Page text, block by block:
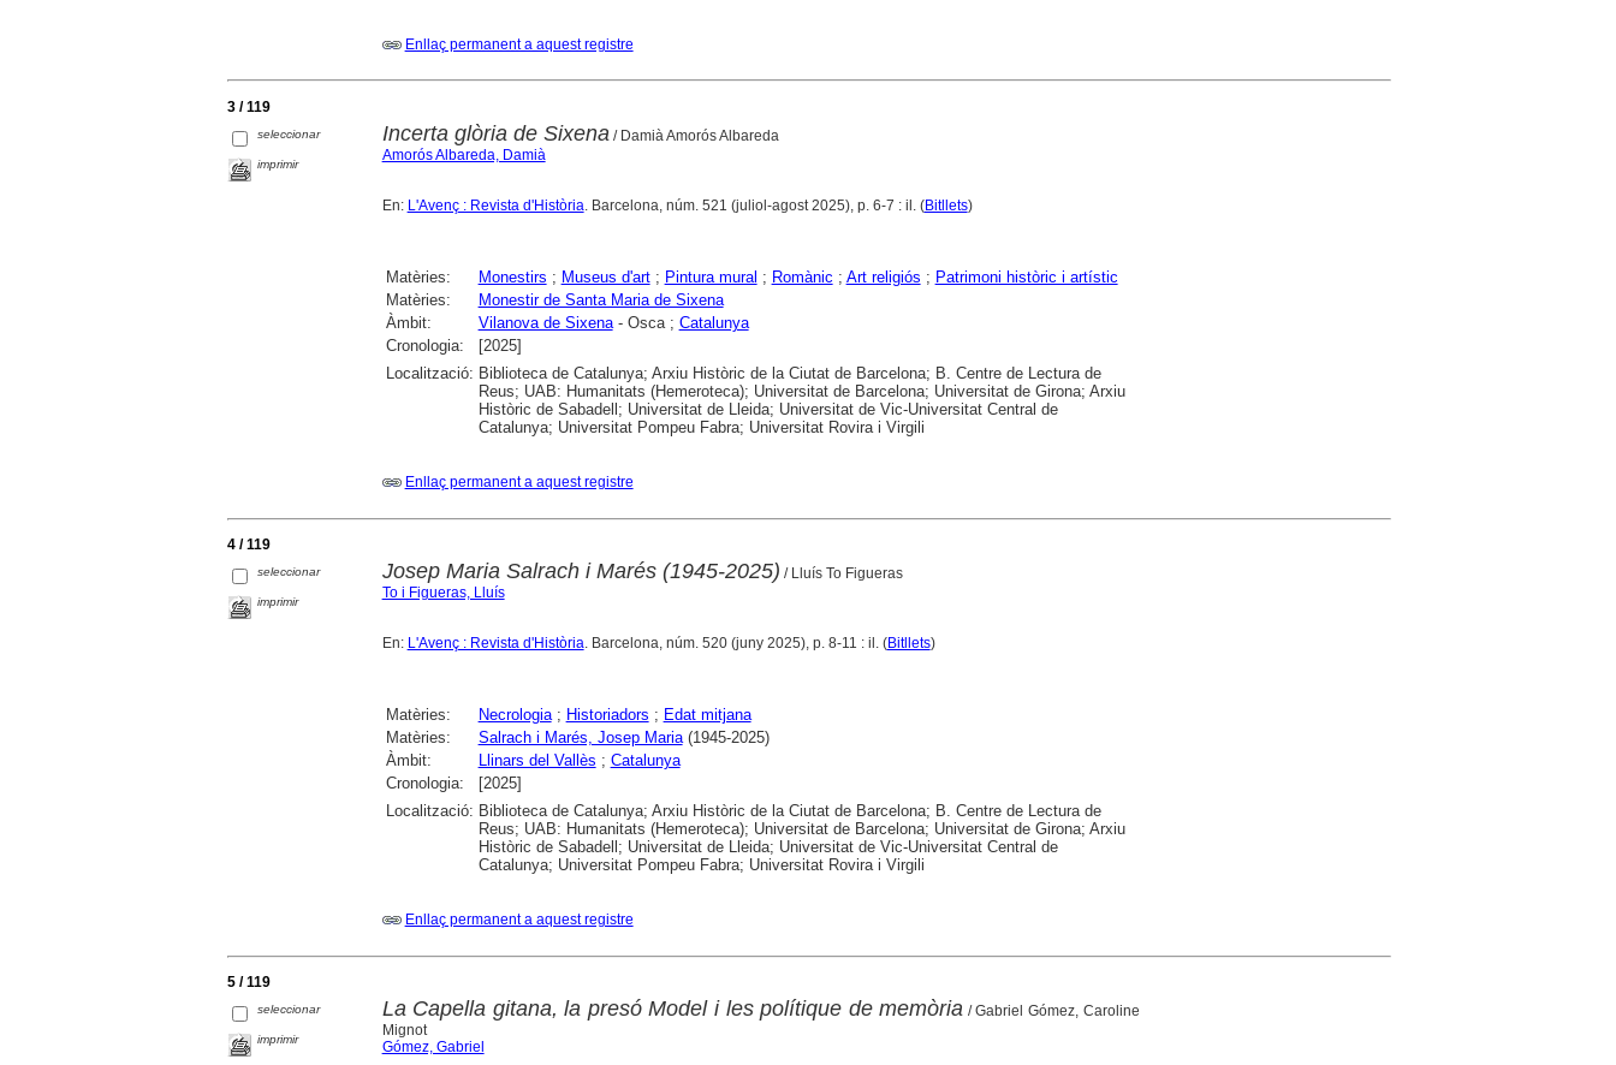
Enllaç permanent a aquest registre
3 / 119
seleccionar
imprimir
Incerta glòria de Sixena/ Damià Amorós Albareda
Amorós Albareda, Damià
En: L'Avenç : Revista d'Història. Barcelona, núm. 521 (juliol-agost 2025), p. 6-7 : il. (Bitllets)
Matèries: Monestirs ; Museus d'art; Pintura mural ; Romànic ; Art religiós ; Patrimoni històric i artístic
Matèries:
Monestir de Santa Maria de Sixena
Àmbit:
Vilanova de Sixena- Osca ; Catalunya
Cronologia:
[2025]
Localització: Biblioteca de Catalunya; Arxiu Històric de la Ciutat de Barcelona; B. Centre de Lectura de
Reus; UAB: Humanitats (Hemeroteca); Universitat de Barcelona; Universitat de Girona; Arxiu
Històric de Sabadell; Universitat de Lleida; Universitat de Vic-Universitat Central de
Catalunya; Universitat Pompeu Fabra; Universitat Rovira i Virgili
Enllaç permanent a aquest registre
4 / 119
seleccionar
imprimir
Josep Maria Salrach i Marés (1945-2025) / Lluís To Figueras
To i Figueras, Lluís
En: L'Avenç : Revista d'Història. Barcelona, núm. 520 (juny 2025), p. 8-11 : il. (Bitllets)
Matèries: Necrologia; Historiadors ; Edat mitjana
Matèries:
Salrach i Marés, Josep Maria(1945-2025)
Àmbit:
Llinars del Vallès ; Catalunya
Cronologia:
[2025]
Localització: Biblioteca de Catalunya; Arxiu Històric de la Ciutat de Barcelona; B. Centre de Lectura de
Reus; UAB: Humanitats (Hemeroteca); Universitat de Barcelona; Universitat de Girona; Arxiu
Històric de Sabadell; Universitat de Lleida; Universitat de Vic-Universitat Central de
Catalunya; Universitat Pompeu Fabra; Universitat Rovira i Virgili
Enllaç permanent a aquest registre
5 / 119
seleccionar
imprimir
La Capella gitana, la presó Model i les polítique de memòria / Gabriel Gómez, Caroline
Mignot
Gómez, Gabriel